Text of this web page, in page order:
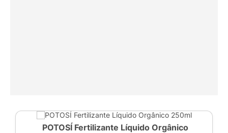
POTOSÍ Fertilizante Líquido Orgânico